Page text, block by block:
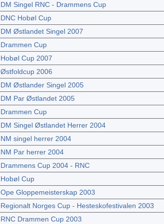
DM Singel RNC - Drammens Cup
DNC Hobøl Cup
DM Østlandet Singel 2007
Drammen Cup
Hobøl Cup 2007
Østfoldcup 2006
DM Østlander Singel 2005
DM Par Østlandet 2005
Drammen Cup
DM Singel Østlandet Herrer 2004
NM singel herrer 2004
NM Par herrer 2004
Drammens Cup 2004 - RNC
Hobøl Cup
Ope Gloppemeisterskap 2003
Regionalt Norges Cup - Hesteskofestivalen 2003
RNC Drammen Cup 2003